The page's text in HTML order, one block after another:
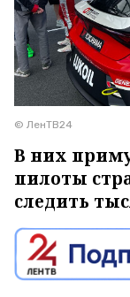
© ЛенТВ24
В них
пилоты
следить